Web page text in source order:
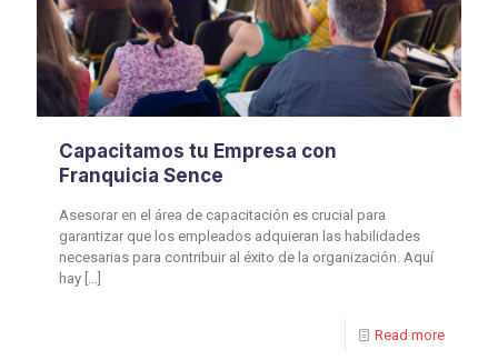
Capacitamos tu Empresa con
Franquicia Sence
Asesorar en el área de capacitación es crucial para
garantizar que los empleados adquieran las habilidades
necesarias para contribuir al éxito de la organización. Aquí
hay […]
Read more